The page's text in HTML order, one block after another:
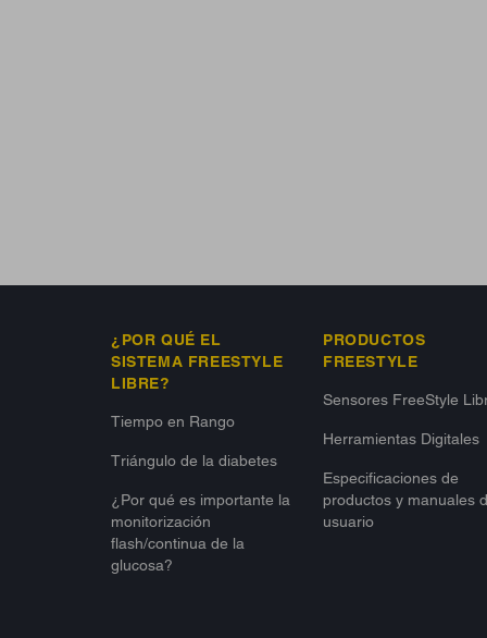
¿POR QUÉ EL
SISTEMA FREESTYLE
LIBRE?
Tiempo en Rango
Triángulo de la diabetes
¿Por qué es importante la
monitorización
flash/continua de la
glucosa?
PRODUCTOS
FREESTYLE
Sensores FreeStyle
Herramientas Digitales
Especificaciones de
productos y manuales
usuario